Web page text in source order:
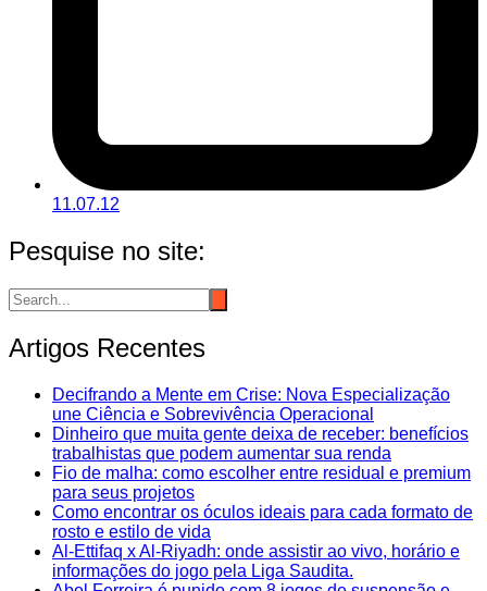
11.07.12
Pesquise no site:
Artigos Recentes
Decifrando a Mente em Crise: Nova Especialização
une Ciência e Sobrevivência Operacional
Dinheiro que muita gente deixa de receber: benefícios
trabalhistas que podem aumentar sua renda
Fio de malha: como escolher entre residual e premium
para seus projetos
Como encontrar os óculos ideais para cada formato de
rosto e estilo de vida
Al-Ettifaq x Al-Riyadh: onde assistir ao vivo, horário e
informações do jogo pela Liga Saudita.